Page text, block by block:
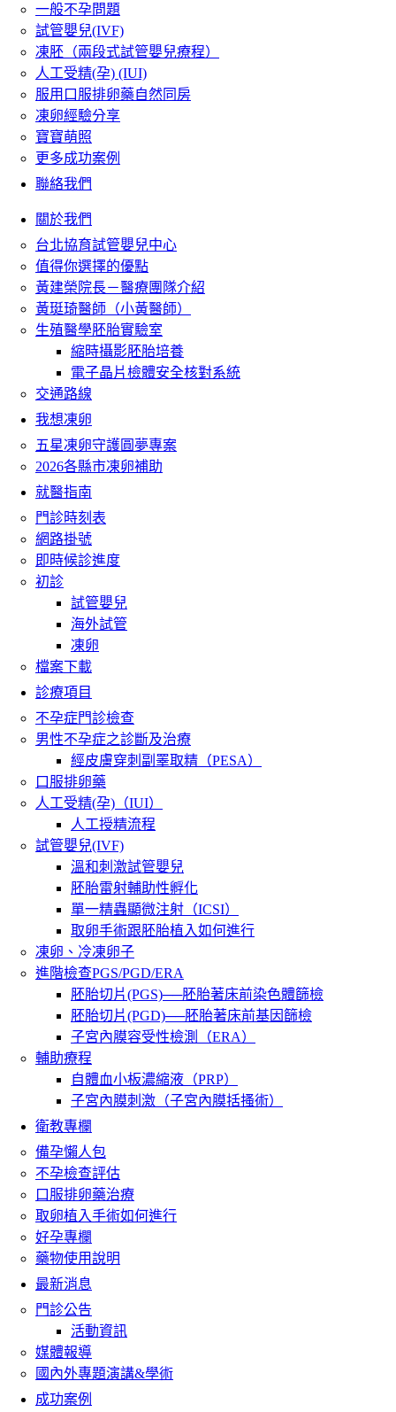
一般不孕問題
試管嬰兒(IVF)
凍胚（兩段式試管嬰兒療程）
人工受精(孕) (IUI)
服用口服排卵藥自然同房
凍卵經驗分享
寶寶萌照
更多成功案例
聯絡我們
關於我們
台北協育試管嬰兒中心
值得你選擇的優點
黃建榮院長－醫療團隊介紹
黃珽琦醫師（小黃醫師）
生殖醫學胚胎實驗室
縮時攝影胚胎培養
電子晶片檢體安全核對系統
交通路線
我想凍卵
五星凍卵守護圓夢專案
2026各縣市凍卵補助
就醫指南
門診時刻表
網路掛號
即時候診進度
初診
試管嬰兒
海外試管
凍卵
檔案下載
診療項目
不孕症門診檢查
男性不孕症之診斷及治療
經皮膚穿刺副睪取精（PESA）
口服排卵藥
人工受精(孕)（IUI）
人工授精流程
試管嬰兒(IVF)
溫和刺激試管嬰兒
胚胎雷射輔助性孵化
單一精蟲顯微注射（ICSI）
取卵手術跟胚胎植入如何進行
凍卵、冷凍卵子
進階檢查PGS/PGD/ERA
胚胎切片(PGS)──胚胎著床前染色體篩檢
胚胎切片(PGD)──胚胎著床前基因篩檢
子宮內膜容受性檢測（ERA）
輔助療程
自體血小板濃縮液（PRP）
子宮內膜刺激（子宮內膜括搔術）
衛教專欄
備孕懶人包
不孕檢查評估
口服排卵藥治療
取卵植入手術如何進行
好孕專欄
藥物使用說明
最新消息
門診公告
活動資訊
媒體報導
國內外專題演講&學術
成功案例